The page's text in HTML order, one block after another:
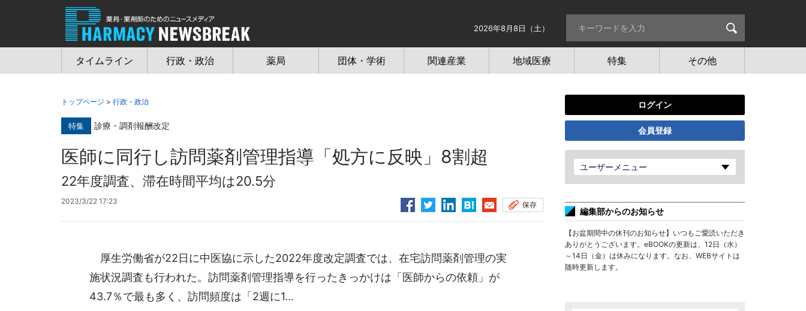
2026年8月8日（土）
タイムライン 行政・政治 薬局 団体・学術 関連産業 地域医療 特集 その他
トップページ > 行政・政治
特集 診療・調剤報酬改定
医師に同行し訪問薬剤管理指導「処方に反映」8割超
22年度調査、滞在時間平均は20.5分
2023/3/22 17:23 保存
厚生労働省が22日に中医協に示した2022年度改定調査では、在宅訪問薬剤管理の実
施状況調査も行われた。訪問薬剤管理指導を行ったきっかけは「医師からの依頼」が
43.7％で最も多く、訪問頻度は「2週に1...
ログイン
会員登録
ユーザーメニュー
編集部からのお知らせ
【お盆期間中の休刊のお知らせ】いつもご愛読いただき
ありがとうございます。eBOOKの更新は、12日（水）
～14日（金）は休みになります。なお、WEBサイトは
随時更新します。